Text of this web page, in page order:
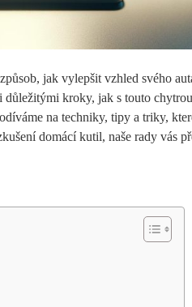
jak vylepšit vzhled svého
kroky, jak s touto
na techniky, tipy a triky,
domácí kutil, naše rady vás